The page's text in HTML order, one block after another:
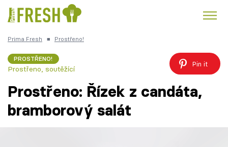
Česká kuchyně
Prima Fresh ■ Prostřeno!
PROSTŘENO!
Prostřeno, soutěžící
Pin it
Prostřeno: Řízek z candáta,
bramborový salát